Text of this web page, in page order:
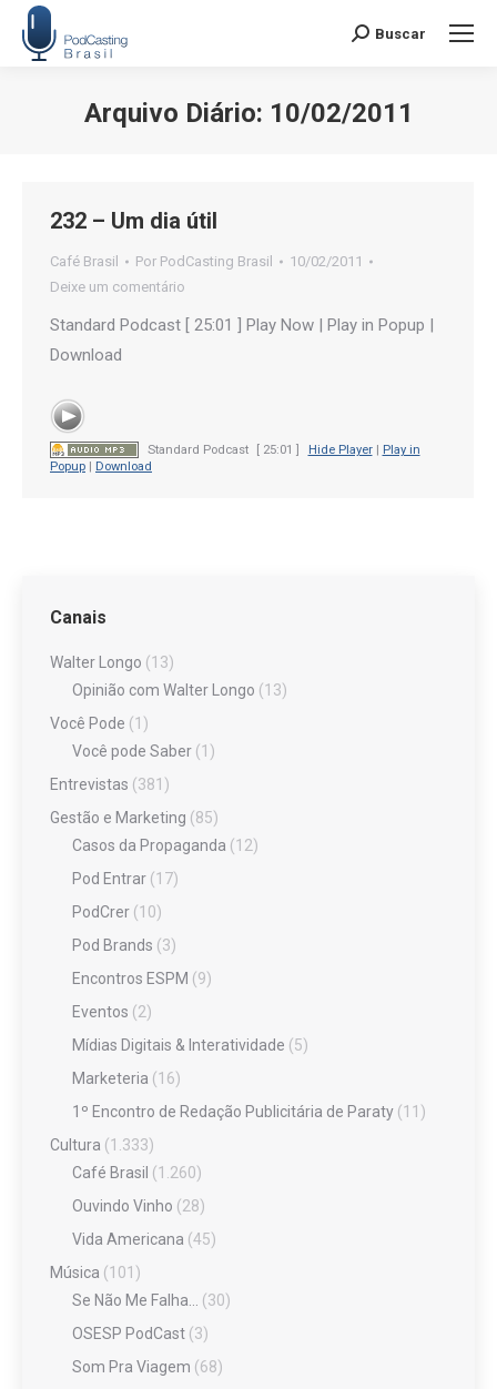
Search:
Buscar
Arquivo Diário: 10/02/2011
232 – Um dia útil
Café Brasil Por PodCasting Brasil
10/02/2011
Deixe um comentário
Standard Podcast [ 25:01 ] Play Now | Play in Popup |
Download
Standard Podcast [ 25:01 ] Hide Player| Play in
Popup
Download
Canais
Walter Longo (13)
Opinião com Walter Longo (13)
Você Pode (1)
Você pode Saber (1)
Entrevistas (381)
Gestão e Marketing (85)
Casos da Propaganda (12)
Pod Entrar (17)
PodCrer (10)
Pod Brands (3)
Encontros ESPM (9)
Eventos (2)
Mídias Digitais & Interatividade (5)
Marketeria (16)
1º Encontro de Redação Publicitária de Paraty (11)
Cultura (1.333)
Café Brasil (1.260)
Ouvindo Vinho (28)
Vida Americana (45)
Música (101)
Se Não Me Falha… (30)
OSESP PodCast (3)
Som Pra Viagem (68)